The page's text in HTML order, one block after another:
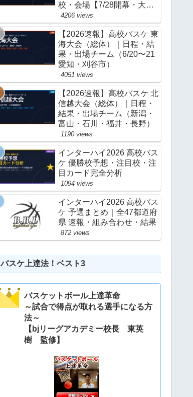
校・会場【7/28開幕・大
阪】
4206 views
【2026速報】高校バスケ 東
海大会（総体）｜日程・結
果・出場チーム（6/20〜21
愛知・刈谷市）
4051 views
【2026速報】高校バスケ 北
信越大会（総体）｜日程・
結果・出場チーム（新潟・
富山・石川・福井・長野）
1190 views
インターハイ2026 高校バス
ケ 優勝校予想・注目校・注
目カード完全分析
1094 views
インターハイ2026 高校バス
ケ 予選まとめ｜全47都道府
県 速報・組み合わせ・結果
872 views
バスケ上達法！ベスト3
バスケットボール上達革命
～試合で得点が取れる選手になる方
法～
【bjリーグアカデミー校長 東英
樹 監修】